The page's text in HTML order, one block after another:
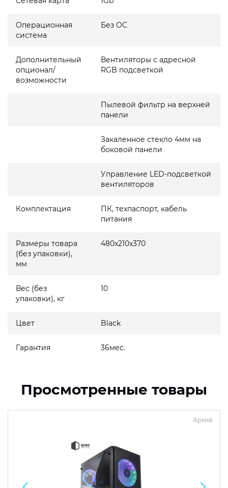
Операционная
система
Без ОС
Дополнительный
опционал/
возможности
Вентиляторы с адресной
RGB подсветкой
Пылевой фильтр на верхней
панели
Закаленное стекло 4мм на
боковой панели
Управление LED-подсветкой
вентиляторов
Комплектация
ПК, техпаспорт, кабель
питания
Размеры товара
(без упаковки),
мм
480x210x370
Вес (без
упаковки), кг
10
Цвет Black
Гарантия 36мес.
Просмотренные товары
Архив